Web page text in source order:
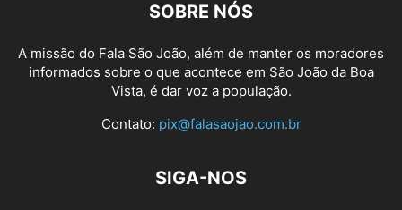
SOBRE NÓS
A missão do Fala São João, além de manter os moradores
informados sobre o que acontece em São João da Boa
Vista, é dar voz a população.
Contato: pix@falasaojao.com.br
SIGA-NOS